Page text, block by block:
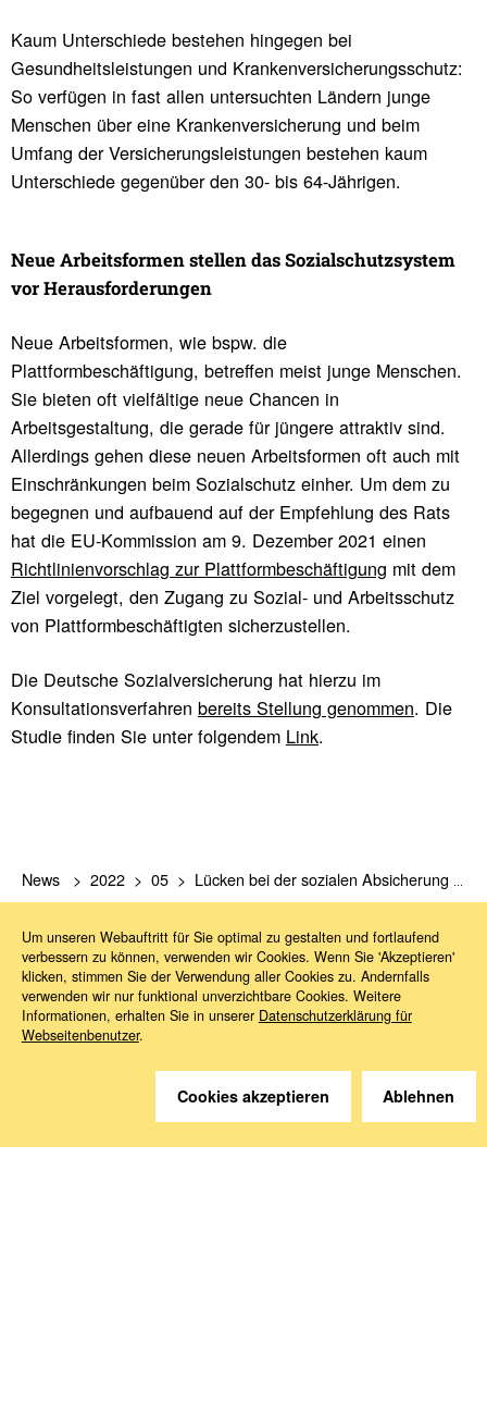
Kaum Unterschiede bestehen hingegen bei
Gesundheitsleistungen und Krankenversicherungsschutz:
So verfügen in fast allen untersuchten Ländern junge
Menschen über eine Krankenversicherung und beim
Umfang der Versicherungsleistungen bestehen kaum
Unterschiede gegenüber den 30- bis 64-Jährigen.
Neue Arbeits­formen stellen das Sozi­al­schutz­system
vor Heraus­for­de­rungen
Neue Arbeitsformen, wie bspw. die
Plattformbeschäftigung, betreffen meist junge Menschen.
Sie bieten oft vielfältige neue Chancen in
Arbeitsgestaltung, die gerade für jüngere attraktiv sind.
Allerdings gehen diese neuen Arbeitsformen oft auch mit
Einschränkungen beim Sozialschutz einher. Um dem zu
begegnen und aufbauend auf der Empfehlung des Rats
hat die EU-Kommission am 9. Dezember 2021 einen
Richtlinienvorschlag zur Plattformbeschäftigung mit dem
Ziel vorgelegt, den Zugang zu Sozial- und Arbeitsschutz
von Plattformbeschäftigten sicherzustellen.
Die Deutsche Sozialversicherung hat hierzu im
Konsultationsverfahren bereits Stellung genommen. Die
Studie finden Sie unter folgendem Link.
News 2022 05 Lücken bei der sozialen Absicherung von jungen Menschen
Sie haben Fragen?
Wir helfen gerne weiter.
Um unseren Webauftritt für Sie optimal zu gestalten und fortlaufend
verbessern zu können, verwenden wir Cookies. Wenn Sie 'Akzeptieren'
klicken, stimmen Sie der Verwendung aller Cookies zu. Andernfalls
verwenden wir nur funktional unverzichtbare Cookies. Weitere
Informationen, erhalten Sie in unserer Datenschutzerklärung für
Webseitenbenutzer.
Cookies akzeptieren Ablehnen